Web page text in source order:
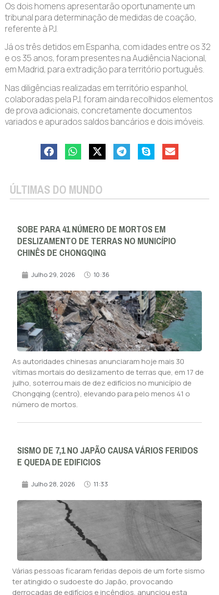
Os dois homens apresentarão oportunamente um
tribunal para determinação de medidas de coação,
referente à PJ.
Já os três detidos em Espanha, com idades entre os 32
e os 35 anos, foram presentes na Audiência Nacional,
em Madrid, para extradição para território português.
Nas diligências realizadas em território espanhol,
colaboradas pela PJ, foram ainda recolhidos elementos
de prova adicionais, concretamente documentos
variados e apurados saldos bancários e dois imóveis.
ÚLTIMAS DO MUNDO
SOBE PARA 41 NÚMERO DE MORTOS EM
DESLIZAMENTO DE TERRAS NO MUNICÍPIO
CHINÊS DE CHONGQING
Julho 29, 2026 10:36
As autoridades chinesas anunciaram hoje mais 30
vítimas mortais do deslizamento de terras que, em 17 de
julho, soterrou mais de dez edifícios no município de
Chongqing (centro), elevando para pelo menos 41 o
número de mortos.
SISMO DE 7,1 NO JAPÃO CAUSA VÁRIOS FERIDOS
E QUEDA DE EDIFICIOS
Julho 28, 2026 11:33
Várias pessoas ficaram feridas depois de um forte sismo
ter atingido o sudoeste do Japão, provocando
derrocadas de edifícios e incêndios, anunciou esta